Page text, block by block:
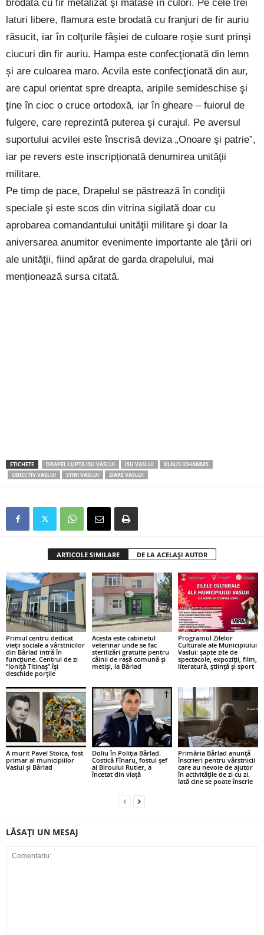
brodată cu fir metalizat şi mătase în culori. Pe cele trei
laturi libere, flamura este brodată cu franjuri de fir auriu
răsucit, iar în colţurile fâşiei de culoare roşie sunt prinşi
ciucuri din fir auriu. Hampa este confecţionată din lemn
și are culoarea maro. Acvila este confecţionată din aur,
are capul orientat spre dreapta, aripile semideschise şi
ţine în cioc o cruce ortodoxă, iar în gheare – fuiorul de
fulgere, care reprezintă puterea şi curajul. Pe aversul
suportului acvilei este înscrisă deviza „Onoare şi patrie”,
iar pe revers este inscripționată denumirea unităţii
militare.
Pe timp de pace, Drapelul se păstrează în condiţii
speciale şi este scos din vitrina sigilată doar cu
aprobarea comandantului unităţii militare şi doar la
aniversarea anumitor evenimente importante ale ţării ori
ale unităţii, fiind apărat de garda drapelului, mai
menționează sursa citată.
ETICHETE DRAPEL LUPTA ISU VASLUI ISU VASLUI
KLAUS IOHANNIS
OBIECTIV VASLUI
STIRI VASLUI ZIARE VASLUI
ARTICOLE SIMILARE DE LA ACELAȘI AUTOR
Primul centru dedicat
vieții sociale a vârstnicilor
din Bârlad intră în
funcțiune. Centrul de zi
”Ioniță Titinaș” își
deschide porțile
Acesta este cabinetul
veterinar unde se fac
sterilizări gratuite pentru
câinii de rasă comună și
metiși, la Bârlad
Programul Zilelor
Culturale ale Municipiului
Vaslui: șapte zile de
spectacole, expoziții, film,
literatură, știință și sport
A murit Pavel Stoica, fost
primar al municipiilor
Vaslui și Bârlad
Doliu în Poliția Bârlad.
Costică Fînaru, fostul șef
al Biroului Rutier, a
încetat din viață
Primăria Bârlad anunță
înscrieri pentru vârstnicii
care au nevoie de ajutor
în activitățile de zi cu zi.
Iată cine se poate înscrie
LĂSAȚI UN MESAJ